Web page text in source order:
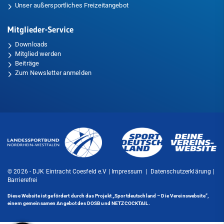
Unser außersportliches Freizeitangebot
Mitglieder-Service
Downloads
Mitglied werden
Beiträge
Zum Newsletter anmelden
© 2026 - DJK Eintracht Coesfeld e.V | Impressum Datenschutzerklärung
Barrierefrei
Diese Website ist gefördert durch das Projekt„Sportdeutschland – Die Vereinswebsite”,
einem gemeinsamen Angebot des DOSB und NETZCOCKTAIL.